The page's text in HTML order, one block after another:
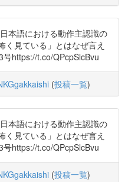
本語における動作主認識の
見ている」とはなぜ言え
https://t.co/QPcpSlcBvu
(投稿一覧)
本語における動作主認識の
見ている」とはなぜ言え
https://t.co/QPcpSlcBvu
(投稿一覧)